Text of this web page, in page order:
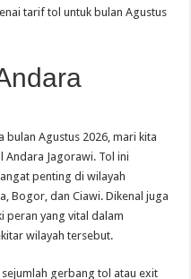
tarif tol untuk bulan Agustus
Agustus 2026, mari kita
Andara Jagorawi. Tol ini
penting di wilayah
Bogor, dan Ciawi. Dikenal juga
peran yang vital dalam
wilayah tersebut.
gerbang tol atau exit